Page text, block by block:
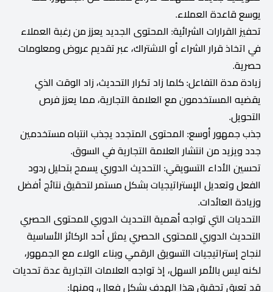
يوسع قاعدة العملاء.
تحفيز القرارات الشرائية: المحتوى الجديد يعزز من رغبة العملاء
في اتخاذ قرار الشراء أو الاشتراك، عبر تقديم عروض ومعلومات
حصرية.
زيادة مدة التفاعل: كلما زاد تكرار التحديث، زاد الوقت الذي
يقضيه المستخدمون مع العلامة التجارية، مما يعزز فرص
التحويل.
جذب جمهور أوسع: المحتوى المتجدد يجذب انتباه مستخدمين
جدد ويزيد من انتشار العلامة التجارية في السوق.
تحسين الأداء التسويقي: التحديث الدوري يسمح بتحليل ردود
الفعل وتعديل الإستراتيجيات بشكل مستمر لتحقيق نتائج أفضل
وزيادة العائدات.
التحديات التي تواجه أهمية التحديث الدوري للمحتوى الحصري
التحديث الدوري للمحتوى الحصري يمثل أحد الركائز الأساسية
لنجاح إستراتيجيات التسويق الرقمي وبناء الولاء مع الجمهور،
لكنه ليس بالأمر السهل، إذ تواجه العلامات التجارية عدة تحديات
قد تعيق تحقيق هذا الهدف بشكل فعال، ومنها: